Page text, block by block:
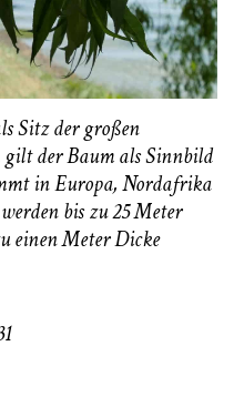
Sitz der großen
der Baum als Sinnbild
in Europa, Nordafrika
bis zu 25 Meter
einen Meter Dicke